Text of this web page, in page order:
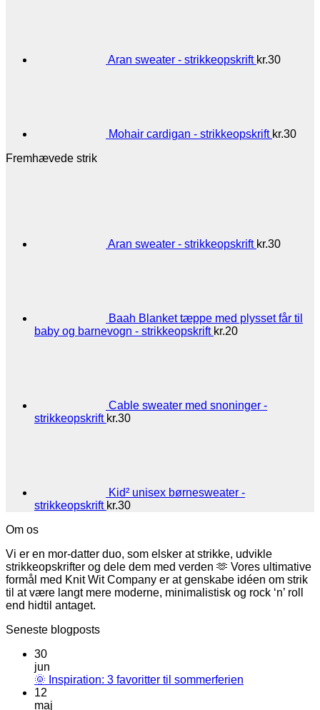
Aran sweater - strikkeopskrift kr.30
Mohair cardigan - strikkeopskrift kr.30
Fremhævede strik
Aran sweater - strikkeopskrift kr.30
Baah Blanket tæppe med plysset får til
baby og barnevogn - strikkeopskrift kr.20
Cable sweater med snoninger -
strikkeopskrift kr.30
Kid² unisex børnesweater -
strikkeopskrift kr.30
Om os
Vi er en mor-datter duo, som elsker at strikke, udvikle
strikkeopskrifter og dele dem med verden 🫶 Vores ultimative
formål med Knit Wit Company er at genskabe idéen om strik
til at være langt mere moderne, minimalistisk og rock ‘n’ roll
end hidtil antaget.
Seneste blogposts
30
jun
🌞 Inspiration: 3 favoritter til sommerferien
12
maj